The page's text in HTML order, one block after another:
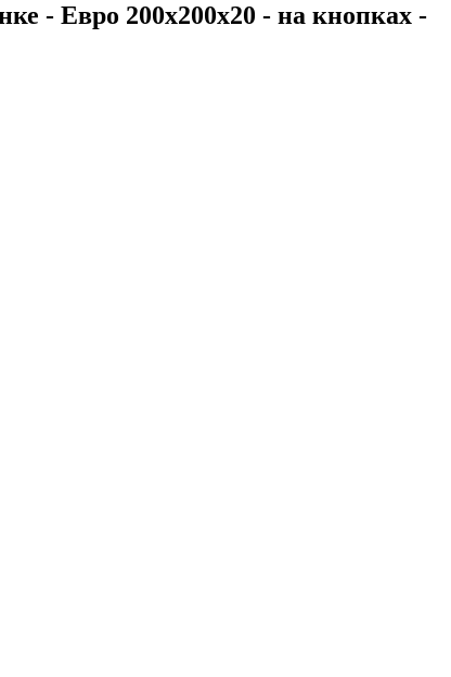
- Евро 200х200х20 - на кнопках -